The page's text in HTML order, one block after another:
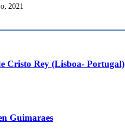
2021
Cristo Rey (Lisboa- Portugal)
Guimaraes